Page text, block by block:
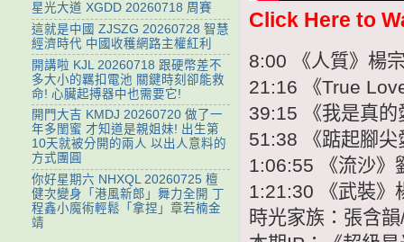
Click Here to
8:00 《人質》楊
21:16 《True
39:15 《我是真
51:38 《踮起腳
1:06:55 《流沙》
1:21:30 《武裝》
時光家族：張含
星光大道 XGDD 20260718 周賽
這就是中國 ZJSZG 20260728 智慧
經濟時代 中國收穫網路主權紅利
開講啦 KJL 20260718 跟硬幣差不
多大小的羈扣電池 關鍵時刻卻能救
命! 心臟起搏器中也需要它!
開門大吉 KMDJ 20260720 做了一
年多閨蜜 才知道是親姐妹! 出生第
10天就被分開的兩人 以出人意料的
方式團圓
你好星期六 NHXQL 20260725 檀
健次變身「港風新郎」舞力全開 丁
程鑫小魔術輕鬆「拿捏」章若楠金
靖